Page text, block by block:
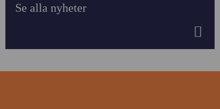
Se alla nyheter